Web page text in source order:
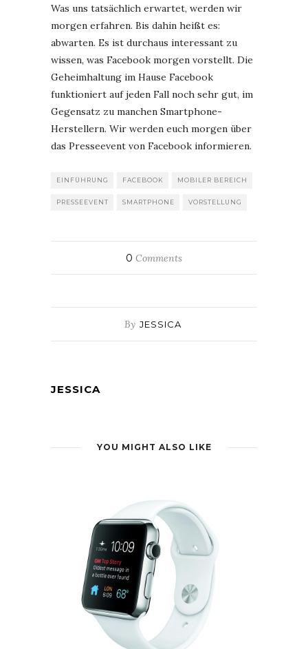
Was uns tatsächlich erwartet, werden wir
morgen erfahren. Bis dahin heißt es:
abwarten. Es ist durchaus interessant zu
wissen, was Facebook morgen vorstellt. Die
Geheimhaltung im Hause Facebook
funktioniert auf jeden Fall noch sehr gut, im
Gegensatz zu manchen Smartphone-
Herstellern. Wir werden euch morgen über
das Presseevent von Facebook informieren.
EINFÜHRUNG FACEBOOK MOBILER BEREICH
PRESSEEVENT SMARTPHONE VORSTELLUNG
0 Comments
By JESSICA
JESSICA
YOU MIGHT ALSO LIKE